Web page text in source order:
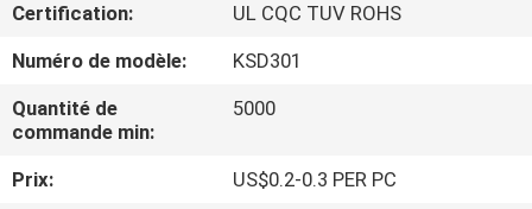
A
PROPOS
DE
Certification:
UL CQC TUV ROHS
Numéro de modèle:
KSD301
Quantité de
commande min:
5000
Prix:
US$0.2-0.3 PER PC